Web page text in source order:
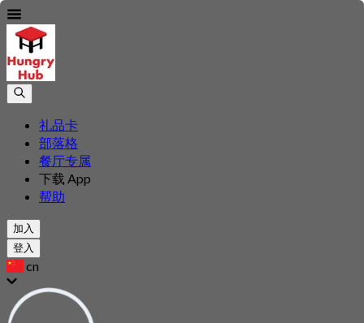
礼品卡
部落格
餐厅专属
下载 App
帮助
加入
登入
cn